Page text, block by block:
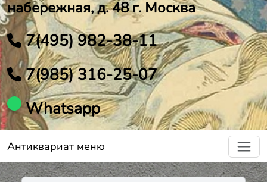
набережная, д. 48 г. Москва
7(495) 982-38-11
7(985) 316-25-07
Whatsapp
Антиквариат меню